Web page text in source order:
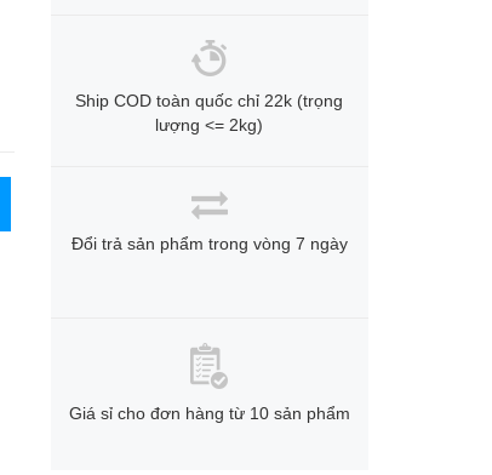
Ship COD toàn quốc chỉ 22k (trọng
lượng <= 2kg)
Đổi trả sản phẩm trong vòng 7 ngày
Giá sỉ cho đơn hàng từ 10 sản phẩm